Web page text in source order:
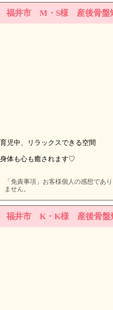
福井市 M・S様 産後骨盤
育児中、リラックスできる空間
身体も心も癒されます♡
「免責事項」お客様個人の感想であ
ません。
福井市 K・K様 産後骨盤